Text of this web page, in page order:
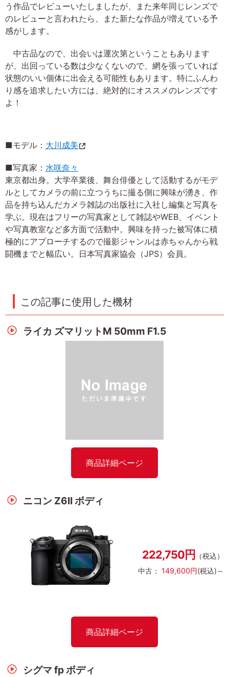
う作品でレビューいたしましたが、また来年同じレンズで
のレビューと言われたら、また新たな作品が増えている予
感がします。
中古品なので、出会いは運次第ということもあります
が、出回っている数は少なくないので、網を張っていれば
状態のいい個体に出会える可能性もあります。特にふんわ
り感を追求したい方には、絶対的にオススメのレンズです
よ！
■モデル： 大川成美
■写真家： 水咲奈々
東京都出身。大学卒業後、舞台俳優として活動するがモデ
ルとしてカメラの前に立つうちに撮る側に興味が湧き、作
品を持ち込んだカメラ雑誌の出版社に入社し編集と写真を
学ぶ。現在はフリーの写真家として雑誌やWEB、イベント
や写真教室など多方面で活動中。興味を持った被写体に積
極的にアプローチするので撮影ジャンルは赤ちゃんから戦
闘機までと幅広い。日本写真家協会（JPS）会員。
この記事に使用した機材
ライカ ズマリットM 50mm F1.5
商品詳細ページ
ニコン Z6II ボディ
222,750円 （税込）
中古： 149,600円(税込)～
商品詳細ページ
シグマ fp ボディ